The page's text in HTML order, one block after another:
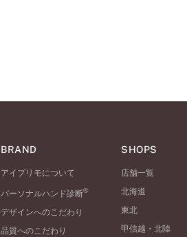
BRAND
アイプリモについて
パーソナルハンド診断®
デザインへのこだわり
品質へのこだわり
SHOPS
店舗一覧
北海道
東北
甲信越・北陸